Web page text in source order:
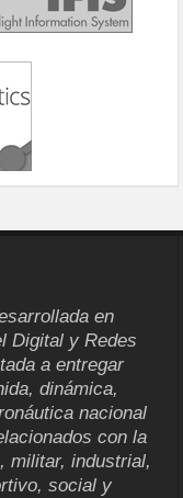
en
Digital y Redes
a entregar
dinámica,
nacional
con la
militar, industrial,
social y